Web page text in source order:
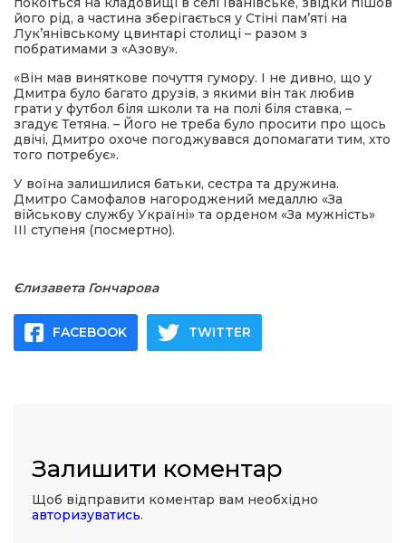
його рід, а частина зберігається у Стіні пам’яті на
Лук’янівському цвинтарі столиці – разом з
побратимами з «Азову».
«Він мав виняткове почуття гумору. І не дивно, що у
Дмитра було багато друзів, з якими він так любив
грати у футбол біля школи та на полі біля ставка, –
згадує Тетяна. – Його не треба було просити про щось
двічі, Дмитро охоче погоджувався допомагати тим, хто
того потребує».
У воїна залишилися батьки, сестра та дружина.
Дмитро Самофалов нагороджений медаллю «За
військову службу Україні» та орденом «За мужність»
III ступеня (посмертно).
Єлизавета Гончарова
FACEBOOK TWITTER
Залишити коментар
Щоб відправити коментар вам необхідно
авторизуватись.